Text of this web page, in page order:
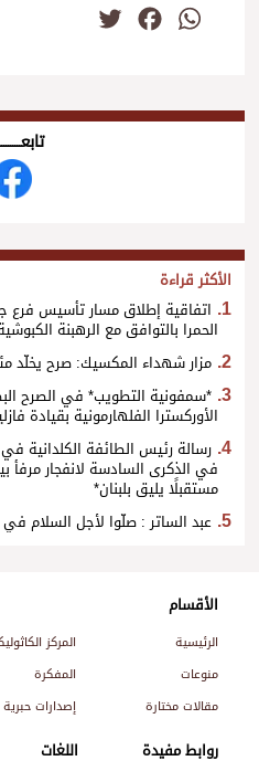
WhatsApp
Facebook
الأكثر قراءة
اتفاقية إطلاق مسار تأسيس فرع
الحمرا بالتوافق مع الرهبنة
مزار شهداء المكسيك: صرح يخلّد
*سمفونية التطويب* في الصرح
الأوركسترا الفلهارمونية بقيادة
رسالة رئيس الطائفة الكلدانية
في الذكرى السادسة لانفجار مرفأ
مستقبلًا يليق بلبنان*
عبد الساتر : صلّوا لأجل السلام
الأقسام
الرئيسية المركز
منوعات
المفكرة
مقالات مختارة
إصدارات حبرية
روابط مفيدة اللغات